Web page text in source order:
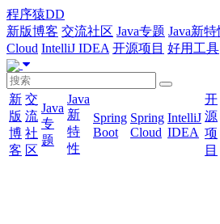
程序猿DD
新版博客 交流社区 Java专题 Java新特
Cloud IntelliJ IDEA 开源项目 好用工具
新
版
博
客
交
流
社
区
Java
专
题
Java
新
特
性
Spring
Boot
Spring
Cloud
IntelliJ
IDEA
开
源
项
目